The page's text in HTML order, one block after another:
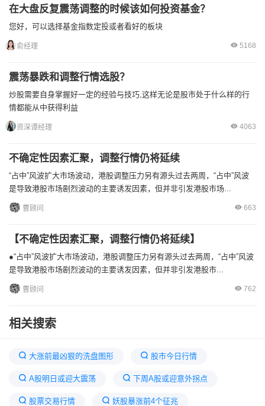
在大盘反复震荡调整的时候该如何投资基金？
您好，可以选择基金指数定投或者看好的板块
俞经理 5168
震荡暴跌和调整行情选股？
炒股需要自身掌握好一定的经验与技巧,这样无论是股市处于什么样的行
情都能从中获得利益
资深谭经理 4063
不确定性因素汇聚，调整行情仍将延续
“占中”风波扩大市场波动，港股调整压力另有源头过去两周，“占中”风波
是导致港股市场剧烈波动的主要诱发因素，但并非引发港股市场...
曹顾问 663
【不确定性因素汇聚，调整行情仍将延续】
●“占中”风波扩大市场波动，港股调整压力另有源头过去两周，“占中”风波
是导致港股市场剧烈波动的主要诱发因素，但并非引发港股市...
曹顾问 762
相关搜索
大涨前最凶狠的洗盘图形 股市今日行情
A股明日或迎大震荡 下周A股或迎意外拐点
股票交易行情 妖股暴涨前4个征兆